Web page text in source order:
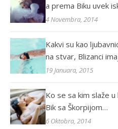
a prema Biku uvek
4 Novembra, 2014
Kakvi su kao
na stvar, Blizanci
19 Januara, 2015
Ko se sa kim slaže
Bik sa Škorpijom…
6 Oktobra, 2014